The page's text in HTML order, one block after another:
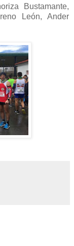
Bustamante,
León, Ander